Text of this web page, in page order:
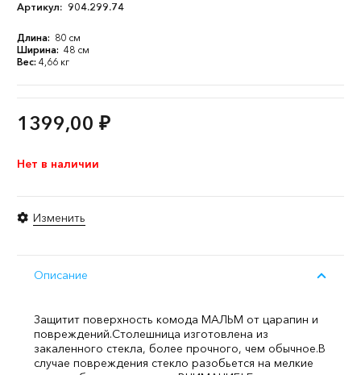
Артикул: 904.299.74
Длина: 80 см
Ширина: 48 см
Вес: 4,66 кг
1399,00 ₽
Нет в наличии
Изменить
Описание
Защитит поверхность комода МАЛЬМ от царапин и
повреждений.Столешница изготовлена из
закаленного стекла, более прочного, чем обычное.В
случае повреждения стекло разобьется на мелкие